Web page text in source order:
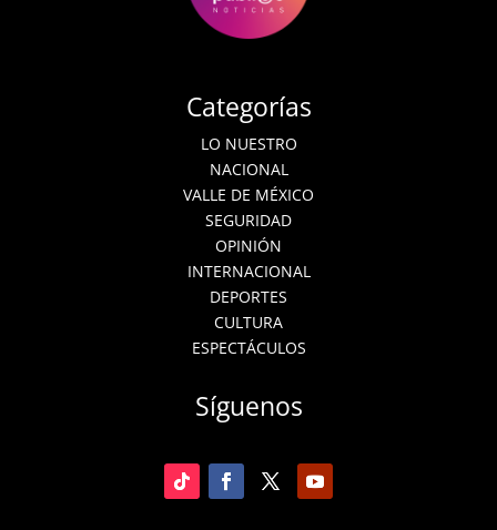
Categorías
LO NUESTRO
NACIONAL
VALLE DE MÉXICO
SEGURIDAD
OPINIÓN
INTERNACIONAL
DEPORTES
CULTURA
ESPECTÁCULOS
Síguenos